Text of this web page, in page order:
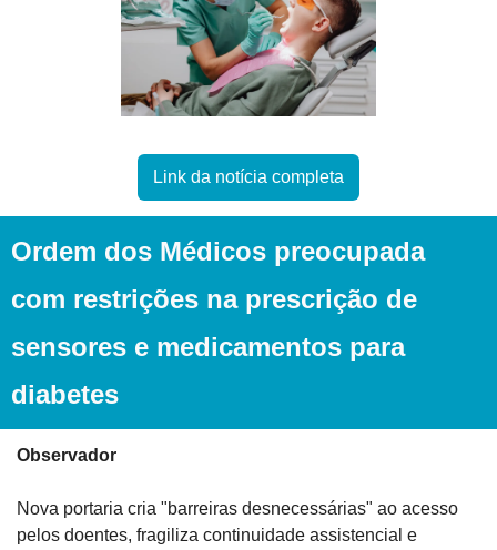
Link da notícia completa
Ordem dos Médicos preocupada
com restrições na prescrição de
sensores e medicamentos para
diabetes
Observador
Nova portaria cria "barreiras desnecessárias" ao acesso
pelos doentes, fragiliza continuidade assistencial e